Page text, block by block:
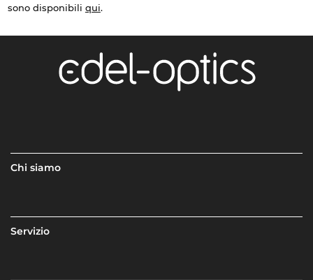
sono disponibili qui.
Chi siamo
Servizio